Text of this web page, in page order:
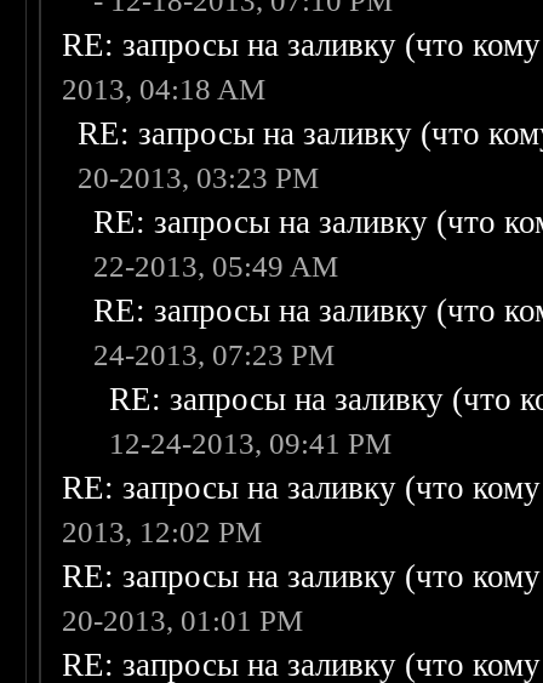
RE: запросы на заливку (что
2013, 04:18 AM
RE: запросы на заливку (что
20-2013, 03:23 PM
RE: запросы на заливку (что
22-2013, 05:49 AM
RE: запросы на заливку (что
24-2013, 07:23 PM
RE: запросы на заливку (что
12-24-2013, 09:41 PM
RE: запросы на заливку (что
2013, 12:02 PM
RE: запросы на заливку (что
20-2013, 01:01 PM
RE: запросы на заливку (что